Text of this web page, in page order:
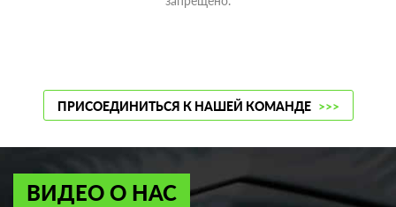
ПРИСОЕДИНИТЬСЯ К НАШЕЙ КОМАНДЕ >>>
ВИДЕО О НАС